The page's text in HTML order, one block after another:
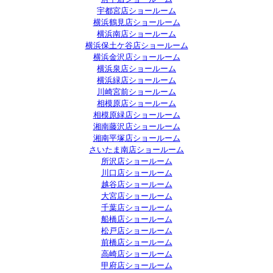
宇都宮店ショールーム
横浜鶴見店ショールーム
横浜南店ショールーム
横浜保土ケ谷店ショールーム
横浜金沢店ショールーム
横浜泉店ショールーム
横浜緑店ショールーム
川崎宮前ショールーム
相模原店ショールーム
相模原緑店ショールーム
湘南藤沢店ショールーム
湘南平塚店ショールーム
さいたま南店ショールーム
所沢店ショールーム
川口店ショールーム
越谷店ショールーム
大宮店ショールーム
千葉店ショールーム
船橋店ショールーム
松戸店ショールーム
前橋店ショールーム
高崎店ショールーム
甲府店ショールーム